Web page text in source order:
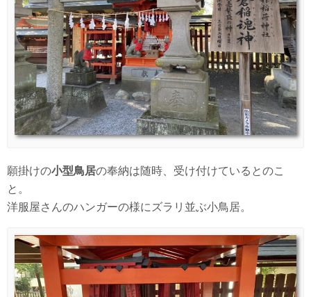
願掛けの小型鳥居の奉納は随時、受け付けているとのこ
と。
洋服屋さんのハンガーの様にズラリ並ぶ小鳥居。